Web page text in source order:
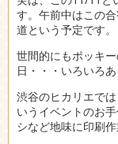
す。午前中はこの
道という予定です。
世間的にもポッキ
日・・・いろいろあ
渋谷のヒカリエで
いうイベントのお
シなど地味に印刷作